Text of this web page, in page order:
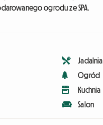
ogrodu ze SPA.
Jadalnia
Ogród
Kuchnia
Salon